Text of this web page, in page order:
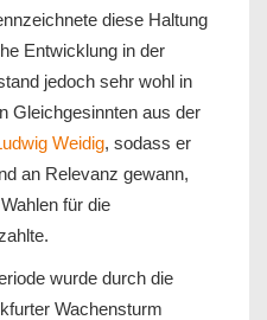
diese Haltung
Entwicklung in der
jedoch sehr wohl in
Gleichgesinnten aus der
Weidig, sodass er
an Relevanz gewann,
für die
wurde durch die
Wachensturm